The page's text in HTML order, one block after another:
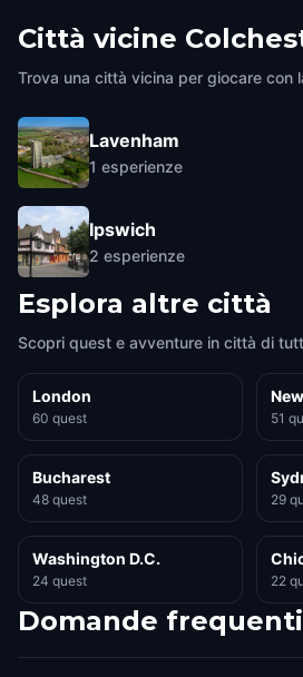
Città vicine
Trova una città vicina per giocare con
Lavenham
1 esperienze
Ipswich
2 esperienze
Esplora altre città
Scopri quest e avventure in città di
London
60 quest 51
Bucharest
48 quest 29
Washington D.C.
24 quest 22
Domande frequenti